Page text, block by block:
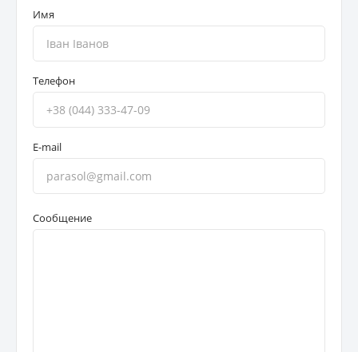
Имя
Телефон
E-mail
Сообщение